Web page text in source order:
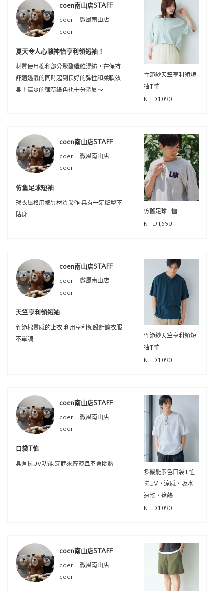
coen南山店STAFF
coen 微風南山店
coen
夏天令人心曠神怡亨利領短袖！
材質使用棉和部分聚酯纖維混紡，在保持
舒適透氣的同時起到良好的彈性和柔軟效
果！清爽的薄荷綠色也十分消暑～
竹節紗天竺亨利領短
袖T恤
NTD1,090
coen南山店STAFF
coen 微風南山店
coen
仿舊足球短袖
球衣風格用棉質材質製作 具有一定版型不
貼身
仿舊足球T恤
NTD1,590
coen南山店STAFF
coen 微風南山店
coen
天竺亨利領短袖
竹節棉質感的上衣 利用亨利領設計讓衣服
不單調
竹節紗天竺亨利領短
袖T恤
NTD1,090
coen南山店STAFF
coen 微風南山店
coen
口袋T恤
具有抗UV功能 穿起來輕薄且不會悶熱
多機能素色口袋T恤
抗UV・涼感・吸水
速乾・遮熱
NTD1,090
coen南山店STAFF
coen 微風南山店
coen